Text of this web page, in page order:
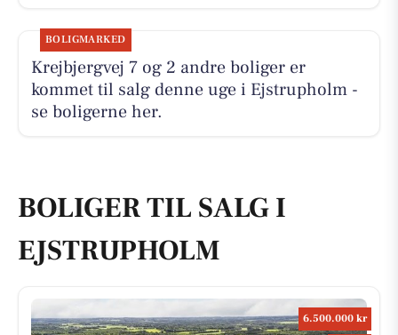
BOLIGMARKED
Krejbjergvej 7 og 2 andre boliger er
kommet til salg denne uge i Ejstrupholm -
se boligerne her.
BOLIGER TIL SALG I
EJSTRUPHOLM
6.500.000 kr